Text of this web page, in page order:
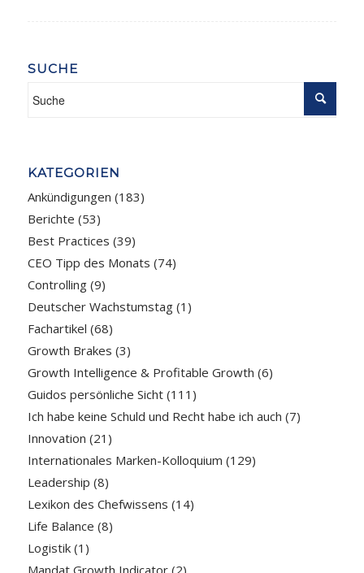
SUCHE
KATEGORIEN
Ankündigungen (183)
Berichte (53)
Best Practices (39)
CEO Tipp des Monats (74)
Controlling(9)
Deutscher Wachstumstag(1)
Fachartikel (68)
Growth Brakes (3)
Growth Intelligence & Profitable Growth (6)
Guidos persönliche Sicht(111)
Ich habe keine Schuld und Recht habe ich auch (7)
Innovation (21)
Internationales Marken-Kolloquium (129)
Leadership (8)
Lexikon des Chefwissens (14)
Life Balance (8)
Logistik(1)